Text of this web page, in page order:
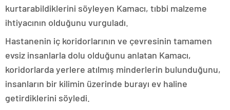
kurtarabildiklerini söyleyen Kamacı, tıbbi malzeme
ihtiyacının olduğunu vurguladı.
Hastanenin iç koridorlarının ve çevresinin tamamen
evsiz insanlarla dolu olduğunu anlatan Kamacı,
koridorlarda yerlere atılmış minderlerin bulunduğunu,
insanların bir kilimin üzerinde burayı ev haline
getirdiklerini söyledi.